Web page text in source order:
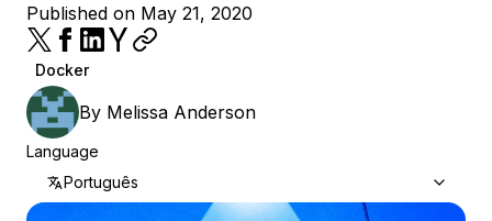
Published on May 21, 2020
Docker
By Melissa Anderson
Language
Português